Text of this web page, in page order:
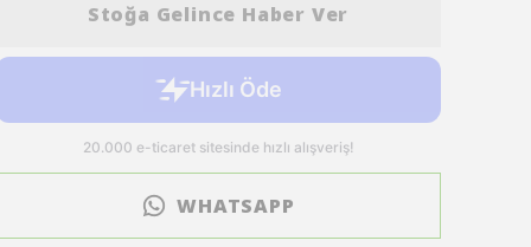
Stoğa Gelince Haber Ver
WHATSAPP